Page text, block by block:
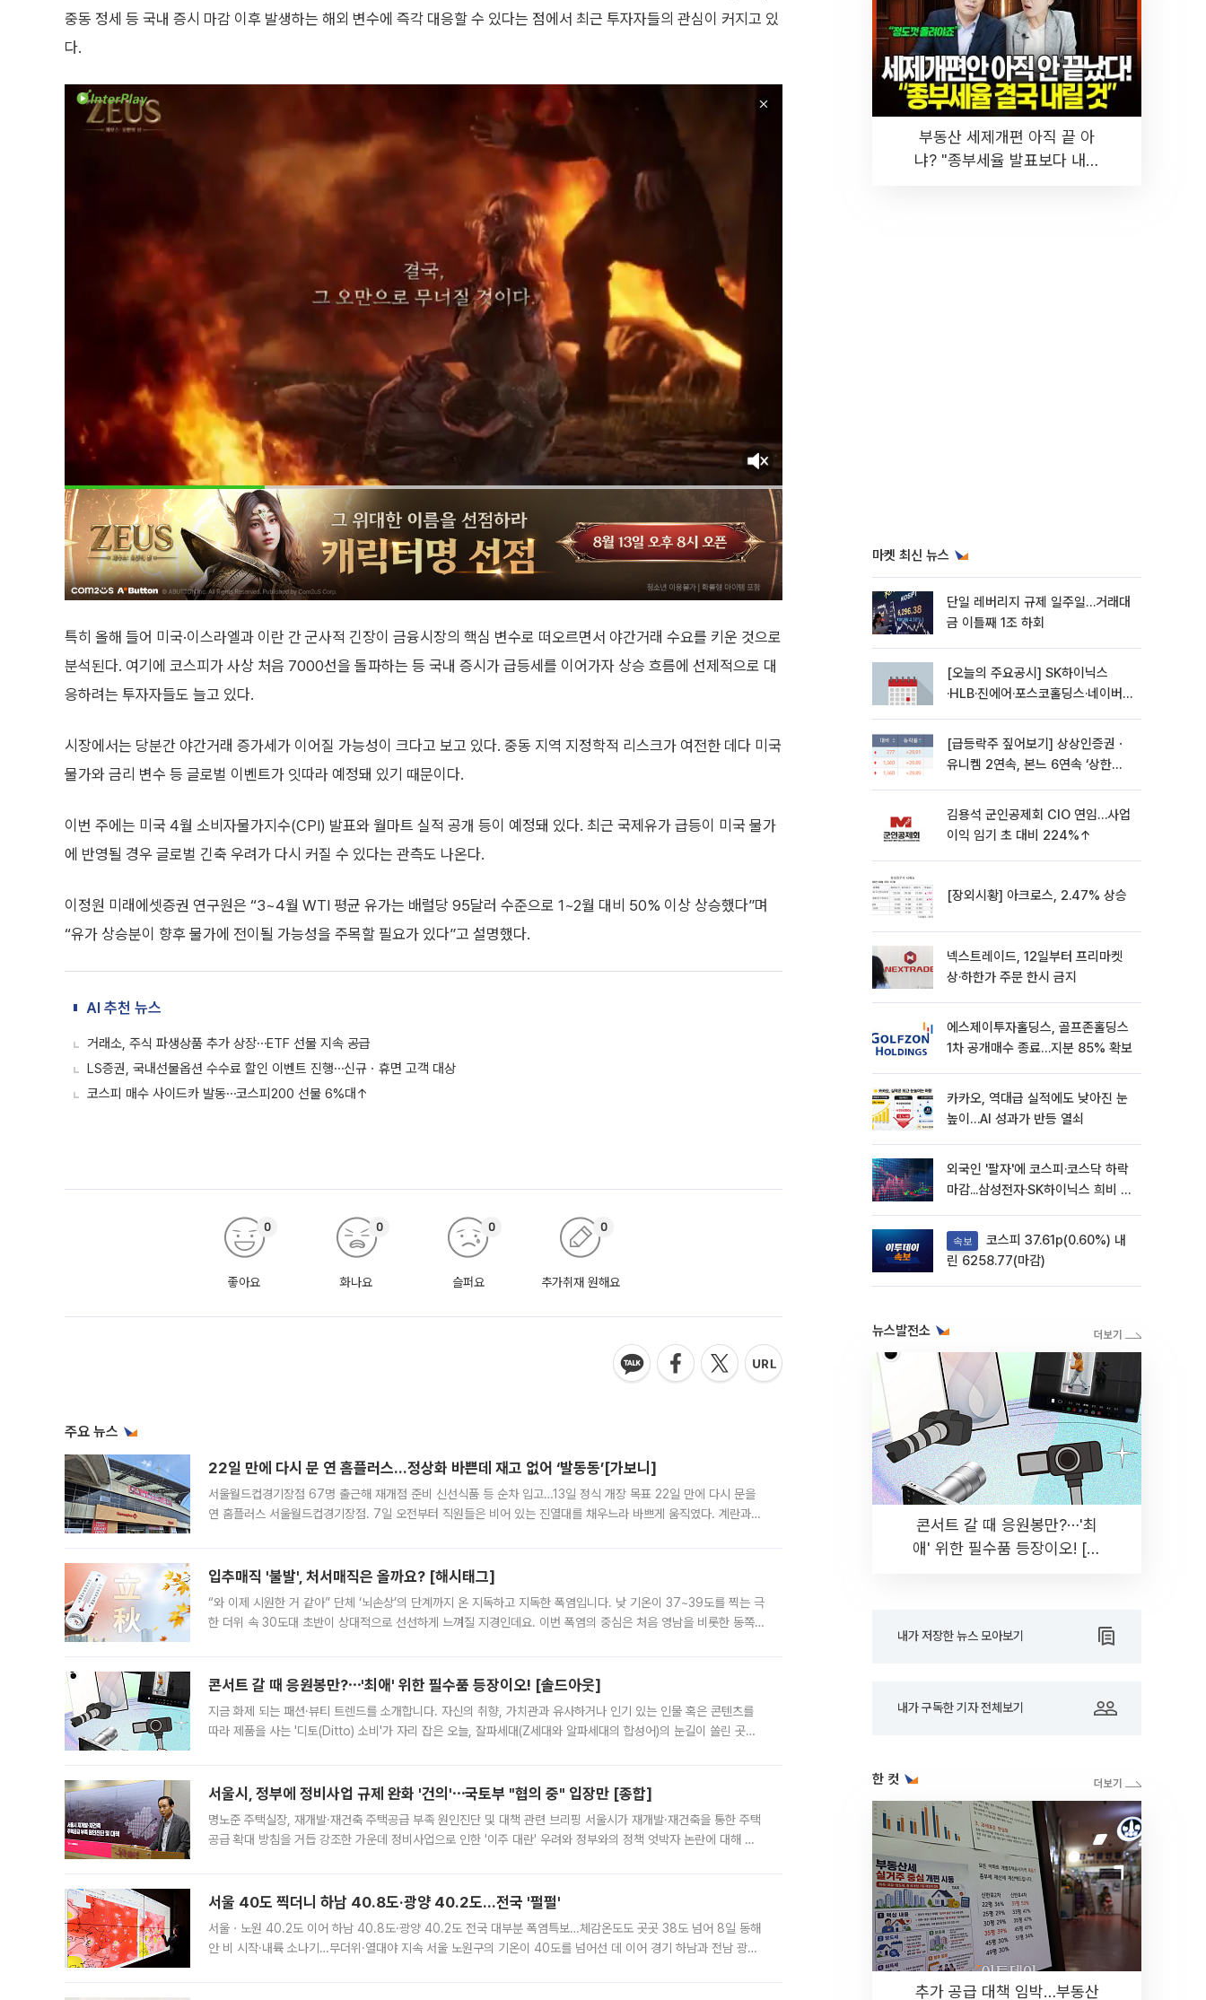
중동 정세 등 국내 증시 마감 이후 발생하는 해외 변수에 즉각 대응할 수 있다는 점에서 최근 투자자들의 관심이 커지고 있
다.
특히 올해 들어 미국·이스라엘과 이란 간 군사적 긴장이 금융시장의 핵심 변수로 떠오르면서 야간거래 수요를 키운 것으로
분석된다. 여기에 코스피가 사상 처음 7000선을 돌파하는 등 국내 증시가 급등세를 이어가자 상승 흐름에 선제적으로 대
응하려는 투자자들도 늘고 있다.
시장에서는 당분간 야간거래 증가세가 이어질 가능성이 크다고 보고 있다. 중동 지역 지정학적 리스크가 여전한 데다 미국
물가와 금리 변수 등 글로벌 이벤트가 잇따라 예정돼 있기 때문이다.
이번 주에는 미국 4월 소비자물가지수(CPI) 발표와 월마트 실적 공개 등이 예정돼 있다. 최근 국제유가 급등이 미국 물가
에 반영될 경우 글로벌 긴축 우려가 다시 커질 수 있다는 관측도 나온다.
이정원 미래에셋증권 연구원은 “3~4월 WTI 평균 유가는 배럴당 95달러 수준으로 1~2월 대비 50% 이상 상승했다”며
“유가 상승분이 향후 물가에 전이될 가능성을 주목할 필요가 있다”고 설명했다.
AI 추천 뉴스
거래소, 주식 파생상품 추가 상장⋯ETF 선물 지속 공급
LS증권, 국내선물옵션 수수료 할인 이벤트 진행⋯신규ㆍ휴면 고객 대상
코스피 매수 사이드카 발동⋯코스피200 선물 6%대↑
좋아요
0
화나요
0
슬퍼요
0
추가취재 원해요
0
주요 뉴스
22일 만에 다시 문 연 홈플러스…정상화 바쁜데 재고 없어 ‘발동동’[가보니]
서울월드컵경기장점 67명 출근해 재개점 준비 신선식품 등 순차 입고…13일 정식 개장 목표 22일 만에 다시 문을
연 홈플러스 서울월드컵경기장점. 7일 오전부터 직원들은 비어 있는 진열대를 채우느라 바쁘게 움직였다. 계란과
입추매직 '불발', 처서매직은 올까요? [해시태그]
“와 이제 시원한 거 같아” 단체 ‘뇌손상’의 단계까지 온 지독하고 지독한 폭염입니다. 낮 기온이 37~39도를 찍는 극
한 더위 속 30도대 초반이 상대적으로 선선하게 느껴질 지경인데요. 이번 폭염의 중심은 처음 영남을 비롯한 동쪽
콘서트 갈 때 응원봉만?⋯'최애' 위한 필수품 등장이오! [솔드아웃]
지금 화제 되는 패션·뷰티 트렌드를 소개합니다. 자신의 취향, 가치관과 유사하거나 인기 있는 인물 혹은 콘텐츠를
따라 제품을 사는 '디토(Ditto) 소비'가 자리 잡은 오늘, 잘파세대(Z세대와 알파세대의 합성어)의 눈길이 쏠린 곳은
서울시, 정부에 정비사업 규제 완화 '건의'⋯국토부 "협의 중" 입장만 [종합]
명노준 주택실장, 재개발·재건축 주택공급 부족 원인진단 및 대책 관련 브리핑 서울시가 재개발·재건축을 통한 주택
공급 확대 방침을 거듭 강조한 가운데 정비사업으로 인한 '이주 대란' 우려와 정부와의 정책 엇박자 논란에 대해 정
서울 40도 찍더니 하남 40.8도·광양 40.2도…전국 '펄펄'
서울ㆍ노원 40.2도 이어 하남 40.8도·광양 40.2도 전국 대부분 폭염특보…체감온도도 곳곳 38도 넘어 8일 동해
안 비 시작·내륙 소나기…무더위·열대야 지속 서울 노원구의 기온이 40도를 넘어선 데 이어 경기 하남과 전남 광양
부동산 세제개편 아직 끝 아
냐? "종부세율 발표보다 내릴
마켓 최신 뉴스
단일 레버리지 규제 일주일…거래대
금 이틀째 1조 하회
[오늘의 주요공시] SK하이닉스
·HLB·진에어·포스코홀딩스·네이버·
[급등락주 짚어보기] 상상인증권ㆍ
유니켐 2연속, 본느 6연속 ‘상한
김용석 군인공제회 CIO 연임…사업
이익 임기 초 대비 224%↑
[장외시황] 아크로스, 2.47% 상승
넥스트레이드, 12일부터 프리마켓
상·하한가 주문 한시 금지
에스제이투자홀딩스, 골프존홀딩스
1차 공개매수 종료…지분 85% 확보
카카오, 역대급 실적에도 낮아진 눈
높이…AI 성과가 반등 열쇠
외국인 '팔자'에 코스피·코스닥 하락
마감...삼성전자·SK하이닉스 희비 갈
속보
린 6258.77(마감)
뉴스발전소
콘서트 갈 때 응원봉만?⋯'최
애' 위한 필수품 등장이오! [솔
내가 저장한 뉴스 모아보기
내가 구독한 기자 전체보기
한 컷
추가 공급 대책 임박…부동산